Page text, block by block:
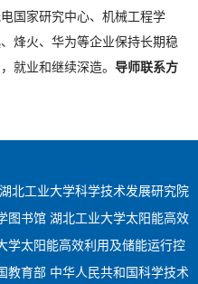
国家研究中心、机械工程学
烽火、华为等企业保持长期稳
就业和继续深造。 导师联系方
湖北工业大学科学技术发展研究院
图书馆 湖北工业大学太阳能高效
学太阳能高效利用及储能运行控
教育部 中华人民共和国科学技术